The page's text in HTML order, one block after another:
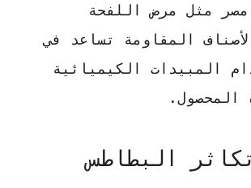
مثل مرض اللفحة
المقاومة تساعد في
المبيدات الكيميائية
المحصول.
البطاطس